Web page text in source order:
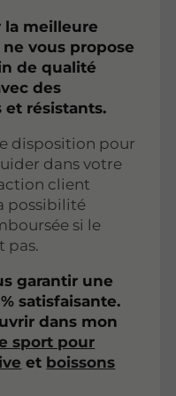
la meilleure
vous propose
de qualité
des
résistants.
disposition pour
dans votre
client
possibilité
si le
pas.
garantir une
satisfaisante.
dans mon
sport pour
et boissons